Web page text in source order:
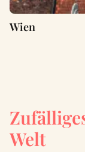
Wien
Welt